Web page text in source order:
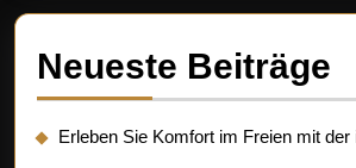
Neueste Beiträge
Erleben Sie Komfort im Freien mit der